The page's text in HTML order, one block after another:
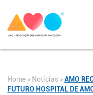
Home > Notícias >AMO
FUTURO HOSPITAL DE